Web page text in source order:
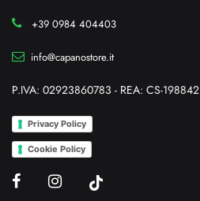
+39 0984 404403
info@capanostore.it
P.IVA: 02923860783 - REA: CS-198842
Privacy Policy
Cookie Policy